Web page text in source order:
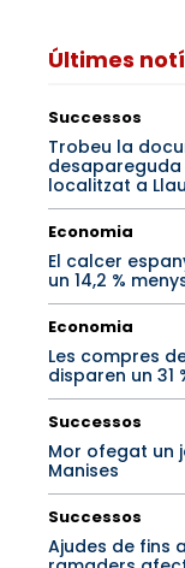
Últimes
Successos
Trobeu la
localitzat a
Economia
El calcer
un 14,2 %
Economia
Les compres
disparen un 31
Successos
Mor ofegat un
Manises
Successos
Ajudes de fins